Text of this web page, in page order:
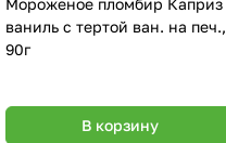
ваниль с тертой ван. на печ.,
90г
В корзину